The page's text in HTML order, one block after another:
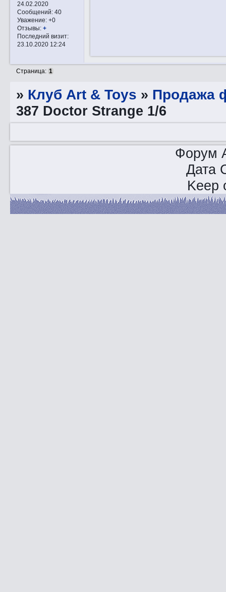
24.02.2020
Сообщений:40
Уважение: +0
Отзывы: +
Последний визит:
23.10.2020 12:24
Страница: 1
» Клуб Art & Toys » Продажа
387 Doctor Strange 1/6
Форум
Дата
Keep